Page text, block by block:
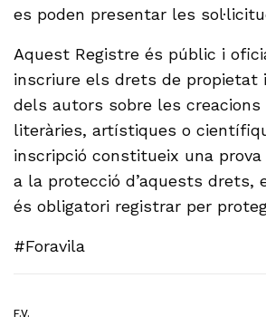
es poden presentar les
Aquest Registre és públic i
inscriure els drets de propietat
dels autors sobre les creacions
literàries, artístiques o
inscripció constitueix una
a la protecció d’aquests drets,
és obligatori registrar per
#Foravila
F.V.